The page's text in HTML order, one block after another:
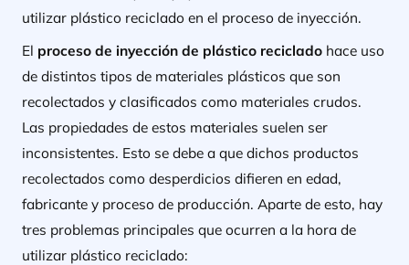
utilizar plástico reciclado en el proceso de inyección.
El proceso de inyección de plástico recicladohace uso
de distintos tipos de materiales plásticos que son
recolectados y clasificados como materiales crudos.
Las propiedades de estos materiales suelen ser
inconsistentes. Esto se debe a que dichos productos
recolectados como desperdicios difieren en edad,
fabricante y proceso de producción. Aparte de esto, hay
tres problemas principales que ocurren a la hora de
utilizar plástico reciclado: